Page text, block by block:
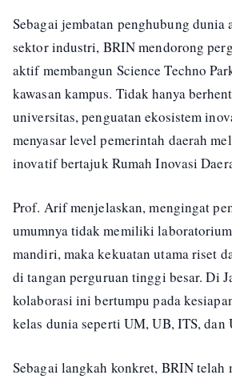
Sebagai jembatan penghubung dunia
sektor industri, BRIN mendorong
aktif membangun Science Techno
kawasan kampus. Tidak hanya
universitas, penguatan ekosistem
menyasar level pemerintah daerah
inovatif bertajuk Rumah Inovasi
Prof. Arif menjelaskan, mengingat
umumnya tidak memiliki
mandiri, maka kekuatan utama riset
di tangan perguruan tinggi besar. Di
kolaborasi ini bertumpu pada
kelas dunia seperti UM, UB, ITS, dan
Sebagai langkah konkret, BRIN telah